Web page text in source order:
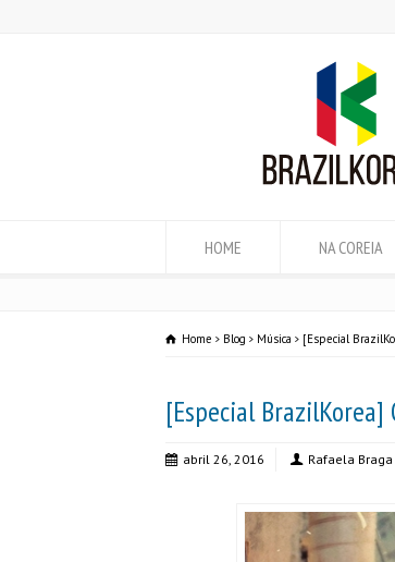
HOME NA COREIA
Home Blog Música [Especial
[Especial
abril 26, 2016 Rafaela Braga